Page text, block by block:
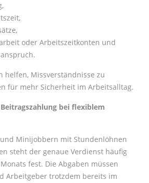
oder Arbeitszeitkonten und
helfen, Missverständnisse zu
für mehr Sicherheit im Arbeitsalltag.
bei flexiblem
Minijobbern mit Stundenlöhnen
steht der genaue Verdienst häufig
fest. Die Abgaben müssen
Arbeitgeber trotzdem bereits im